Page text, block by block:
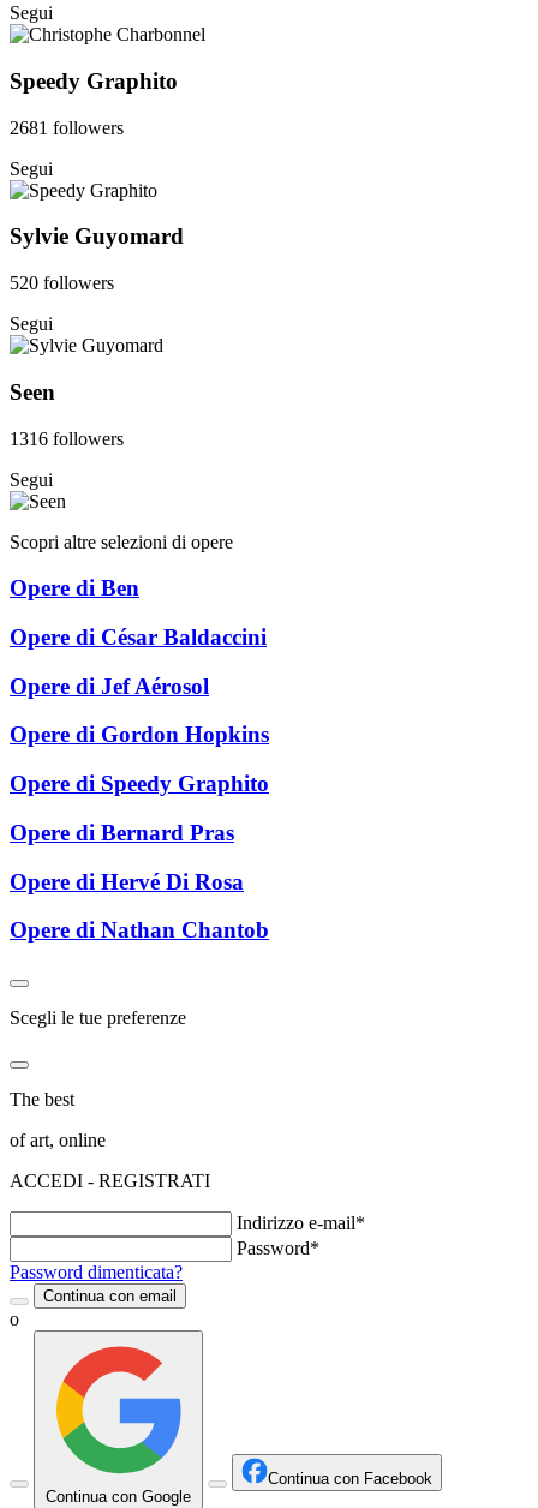
Segui
Speedy Graphito
2681 followers
Segui
Sylvie Guyomard
520 followers
Segui
Seen
1316 followers
Segui
Scopri altre selezioni di opere
Opere di Ben
Opere di César Baldaccini
Opere di Jef Aérosol
Opere di Gordon Hopkins
Opere di Speedy Graphito
Opere di Bernard Pras
Opere di Hervé Di Rosa
Opere di Nathan Chantob
Scegli le tue preferenze
The best
of art, online
ACCEDI - REGISTRATI
Indirizzo e-mail*
Password*
Password dimenticata?
Continua con email
o
Continua con Google
Continua con Facebook